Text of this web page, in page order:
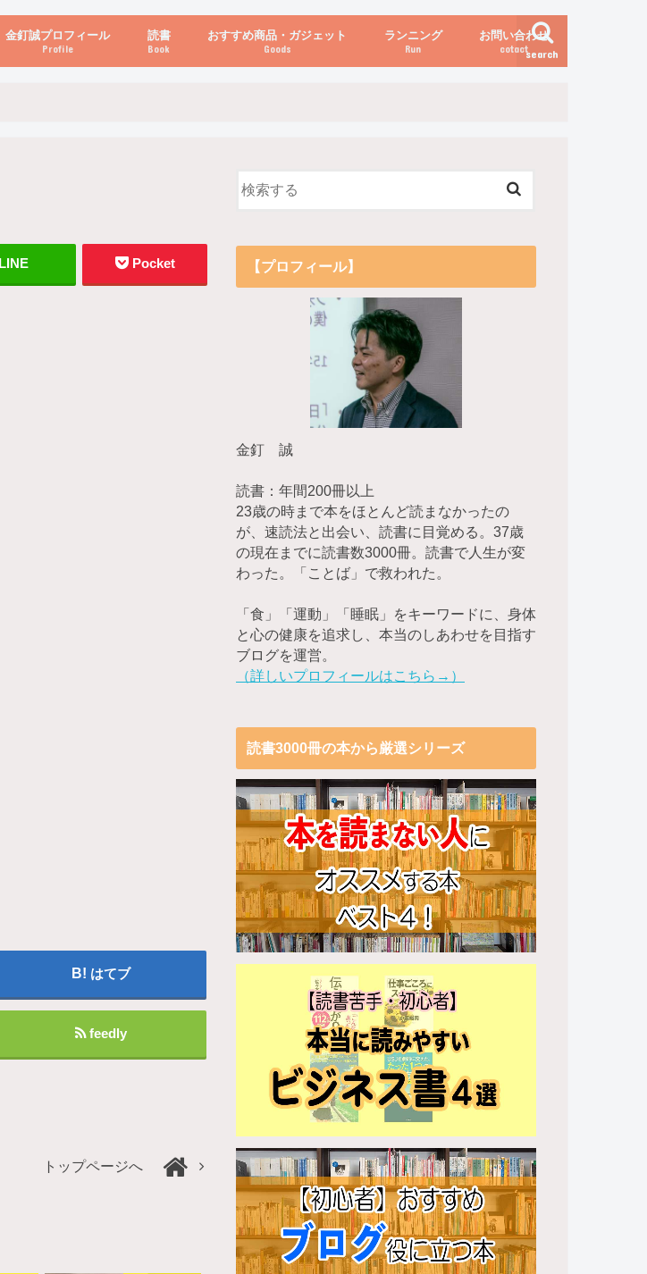
search
金釘誠プロフィール
Profile
読書
Book
おすすめ商品・ガジェット
Goods
ランニング
Run
お問い合わせ
cotact
LINE Pocket
はてブ
feedly
トップページへ
【プロフィール】
金釘 誠
読書：年間200冊以上
23歳の時まで本をほとんど読まなかったの
が、速読法と出会い、読書に目覚める。37歳
の現在までに読書数3000冊。読書で人生が変
わった。「ことば」で救われた。
「食」「運動」「睡眠」をキーワードに、身体
と心の健康を追求し、本当のしあわせを目指す
ブログを運営。
（詳しいプロフィールはこちら→）
読書3000冊の本から厳選シリーズ